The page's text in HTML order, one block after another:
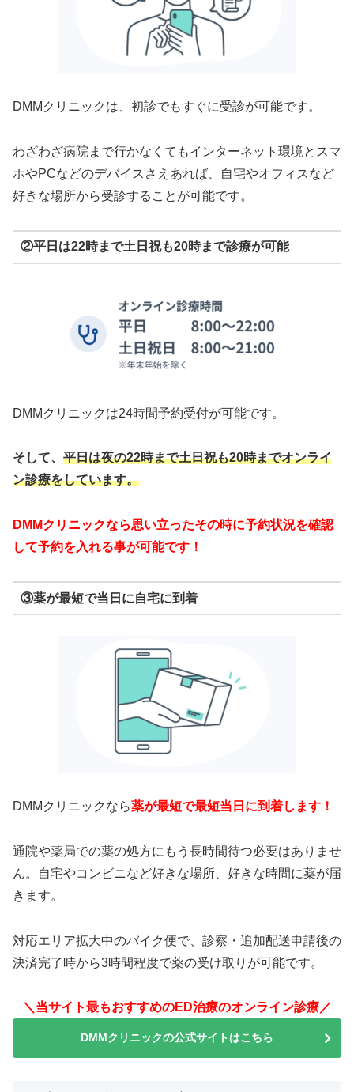
DMMクリニックは、初診でもすぐに受診が可能です。
わざわざ病院まで行かなくてもインターネット環境とスマ
ホやPCなどのデバイスさえあれば、自宅やオフィスなど
好きな場所から受診することが可能です。
②平日は22時まで土日祝も20時まで診療が可能
DMMクリニックは24時間予約受付が可能です。
そして、 平日は夜の22時まで土日祝も20時までオンライ
ン診療をしています。
DMMクリニックなら思い立ったその時に予約状況を確認
して予約を入れる事が可能です！
③薬が最短で当日に自宅に到着
DMMクリニックなら薬が最短で最短当日に到着します！
通院や薬局での薬の処方にもう長時間待つ必要はありませ
ん。自宅やコンビニなど好きな場所、好きな時間に薬が届
きます。
対応エリア拡大中のバイク便で、診察・追加配送申請後の
決済完了時から3時間程度で薬の受け取りが可能です。
＼当サイト最もおすすめのED治療のオンライン診療／
DMMクリニックの公式サイトはこちら